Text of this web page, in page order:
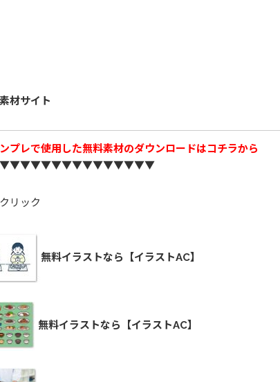
材サイト
プレで使用した無料素材のダウンロードはコチラから
リック
無料イラストなら【イラストAC】
無料イラストなら【イラストAC】